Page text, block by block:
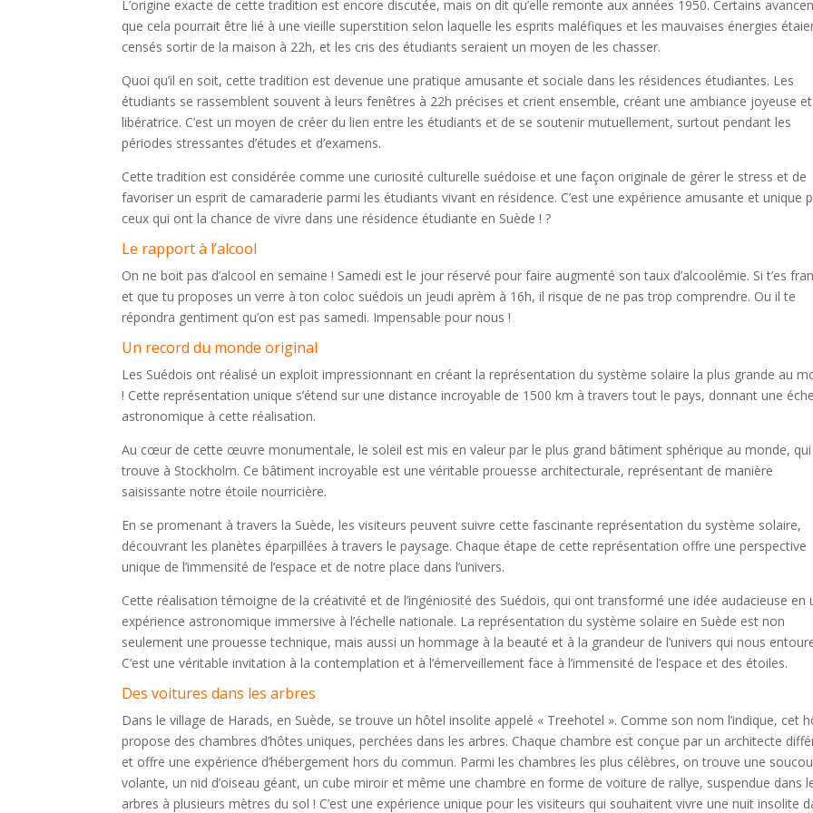
L’origine exacte de cette tradition est encore discutée, mais on dit qu’elle remonte aux années 1950. Certains
que cela pourrait être lié à une vieille superstition selon laquelle les esprits maléfiques et les mauvaises énergies
censés sortir de la maison à 22h, et les cris des étudiants seraient un moyen de les chasser.
Quoi qu’il en soit, cette tradition est devenue une pratique amusante et sociale dans les résidences étudiantes. Les
étudiants se rassemblent souvent à leurs fenêtres à 22h précises et crient ensemble, créant une ambiance joyeuse et
libératrice. C’est un moyen de créer du lien entre les étudiants et de se soutenir mutuellement, surtout pendant les
périodes stressantes d’études et d’examens.
Cette tradition est considérée comme une curiosité culturelle suédoise et une façon originale de gérer le stress et de
favoriser un esprit de camaraderie parmi les étudiants vivant en résidence. C’est une expérience amusante et unique
ceux qui ont la chance de vivre dans une résidence étudiante en Suède ! ?
Le rapport à l’alcool
On ne boit pas d’alcool en semaine ! Samedi est le jour réservé pour faire augmenté son taux d’alcoolémie. Si t’es
et que tu proposes un verre à ton coloc suédois un jeudi aprèm à 16h, il risque de ne pas trop comprendre. Ou il te
répondra gentiment qu’on est pas samedi. Impensable pour nous !
Un record du monde original
Les Suédois ont réalisé un exploit impressionnant en créant la représentation du système solaire la plus grande au
! Cette représentation unique s’étend sur une distance incroyable de 1500 km à travers tout le pays, donnant une
astronomique à cette réalisation.
Au cœur de cette œuvre monumentale, le soleil est mis en valeur par le plus grand bâtiment sphérique au monde, qui
trouve à Stockholm. Ce bâtiment incroyable est une véritable prouesse architecturale, représentant de manière
saisissante notre étoile nourricière.
En se promenant à travers la Suède, les visiteurs peuvent suivre cette fascinante représentation du système solaire,
découvrant les planètes éparpillées à travers le paysage. Chaque étape de cette représentation offre une perspective
unique de l’immensité de l’espace et de notre place dans l’univers.
Cette réalisation témoigne de la créativité et de l’ingéniosité des Suédois, qui ont transformé une idée audacieuse en
expérience astronomique immersive à l’échelle nationale. La représentation du système solaire en Suède est non
seulement une prouesse technique, mais aussi un hommage à la beauté et à la grandeur de l’univers qui nous
C’est une véritable invitation à la contemplation et à l’émerveillement face à l’immensité de l’espace et des étoiles.
Des voitures dans les arbres
Dans le village de Harads, en Suède, se trouve un hôtel insolite appelé « Treehotel ». Comme son nom l’indique, cet
propose des chambres d’hôtes uniques, perchées dans les arbres. Chaque chambre est conçue par un architecte
et offre une expérience d’hébergement hors du commun. Parmi les chambres les plus célèbres, on trouve une
volante, un nid d’oiseau géant, un cube miroir et même une chambre en forme de voiture de rallye, suspendue dans
arbres à plusieurs mètres du sol ! C’est une expérience unique pour les visiteurs qui souhaitent vivre une nuit insolite